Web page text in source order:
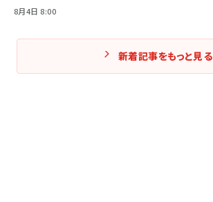
8月4日 8:00
新着記事をもっと見る